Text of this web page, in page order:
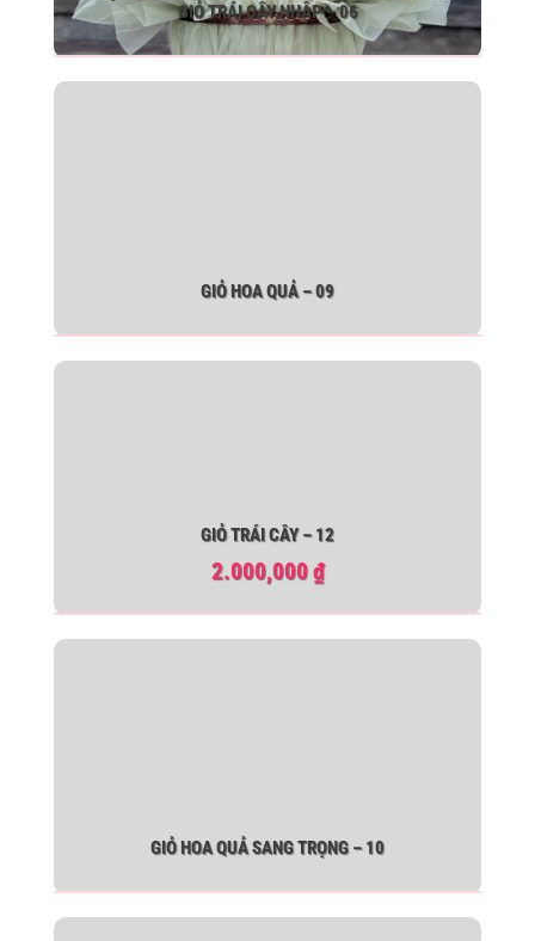
GIỎ TRÁI CÂY NHẬP – 06
GIỎ HOA QUẢ – 09
GIỎ TRÁI CÂY – 12
2.000,000₫
GIỎ HOA QUẢ SANG TRỌNG – 10